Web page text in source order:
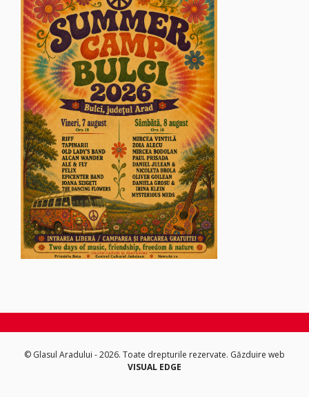
© Glasul Aradului - 2026. Toate drepturile rezervate. Găzduire web
VISUAL EDGE